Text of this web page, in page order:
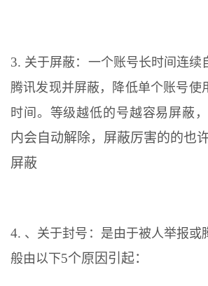
3. 关于屏蔽：一个账号长时间连续
腾讯发现并屏蔽，降低单个账号使
时间。等级越低的号越容易屏蔽
内会自动解除，屏蔽厉害的的也
屏蔽
4. 、关于封号：是由于被人举报或
般由以下5个原因引起：